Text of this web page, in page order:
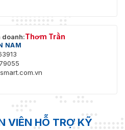
doanh:Thơm Trần
NAM
VIÊN HỖ TRỢ KỸ